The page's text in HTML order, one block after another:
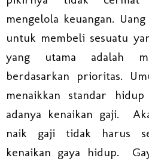
mengelola keuangan.
untuk membeli sesuatu
yang utama adalah
berdasarkan prioritas.
menaikkan standar
adanya kenaikan gaji.
naik gaji tidak harus
kenaikan gaya hidup.